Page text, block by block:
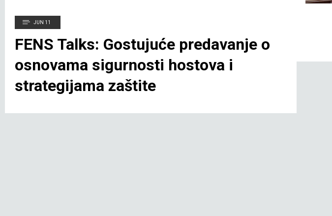
JUN 11
FENS Talks: Gostujuće predavanje o
osnovama sigurnosti hostova i
strategijama zaštite